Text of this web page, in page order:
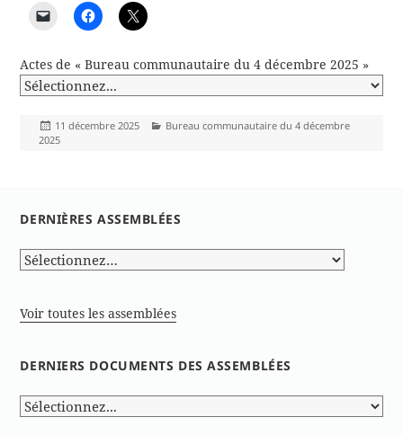
Actes de « Bureau communautaire du 4 décembre 2025 »
Publié
le
11 décembre 2025 Catégories
Bureau communautaire du 4 décembre
2025
DERNIÈRES ASSEMBLÉES
Voir toutes les assemblées
DERNIERS DOCUMENTS DES ASSEMBLÉES